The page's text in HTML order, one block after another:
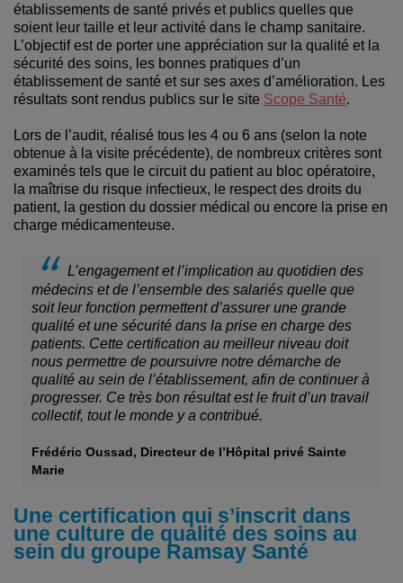
établissements de santé privés et publics quelles que
soient leur taille et leur activité dans le champ sanitaire.
L’objectif est de porter une appréciation sur la qualité et la
sécurité des soins, les bonnes pratiques d’un
établissement de santé et sur ses axes d’amélioration. Les
résultats sont rendus publics sur le site Scope Santé.
Lors de l’audit, réalisé tous les 4 ou 6 ans (selon la note
obtenue à la visite précédente), de nombreux critères sont
examinés tels que le circuit du patient au bloc opératoire,
la maîtrise du risque infectieux, le respect des droits du
patient, la gestion du dossier médical ou encore la prise en
charge médicamenteuse.
L’engagement et l’implication au quotidien des
médecins et de l’ensemble des salariés quelle que
soit leur fonction permettent d’assurer une grande
qualité et une sécurité dans la prise en charge des
patients. Cette certification au meilleur niveau doit
nous permettre de poursuivre notre démarche de
qualité au sein de l’établissement, afin de continuer à
progresser. Ce très bon résultat est le fruit d’un travail
collectif, tout le monde y a contribué.
Frédéric Oussad, Directeur de l’Hôpital privé Sainte
Marie
Une certification qui s’inscrit dans
une culture de qualité des soins au
sein du groupe Ramsay Santé